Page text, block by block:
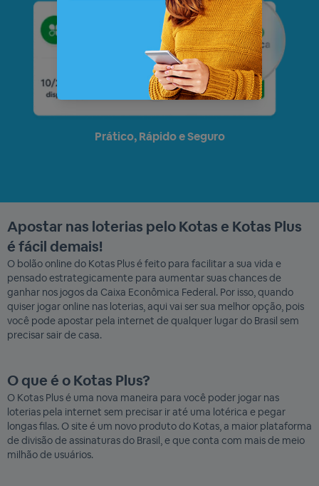
Prático, Rápido e Seguro
Apostar nas loterias pelo Kotas e Kotas Plus
é fácil demais!
O bolão online do Kotas Plus é feito para facilitar a sua vida e
pensado estrategicamente para aumentar suas chances de
ganhar nos jogos da Caixa Econômica Federal. Por isso, quando
quiser jogar online nas loterias, aqui vai ser sua melhor opção, pois
você pode apostar pela internet de qualquer lugar do Brasil sem
precisar sair de casa.
O que é o Kotas Plus?
O Kotas Plus é uma nova maneira para você poder jogar nas
loterias pela internet sem precisar ir até uma lotérica e pegar
longas filas. O site é um novo produto do Kotas, a maior plataforma
de divisão de assinaturas do Brasil, e que conta com mais de meio
milhão de usuários.